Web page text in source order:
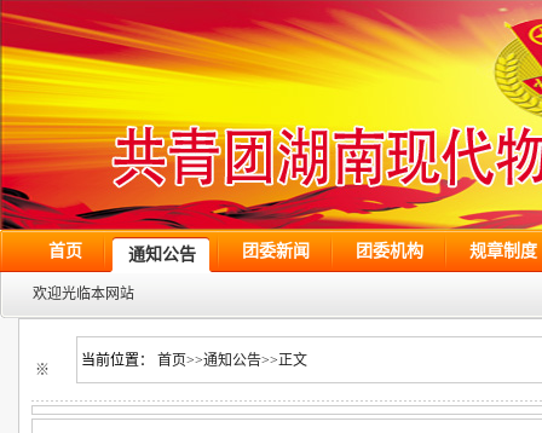
首页 通知公告 团委新闻 团委机构 规章制度
欢迎光临本网站
※
当前位置： 首页>>通知公告>>正文